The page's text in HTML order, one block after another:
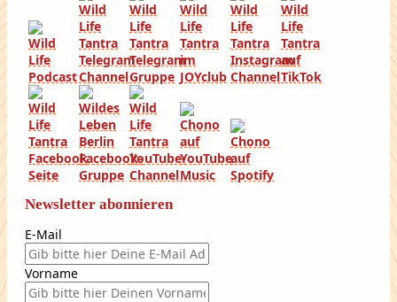
Newsletter abonnieren
E-Mail
Vorname